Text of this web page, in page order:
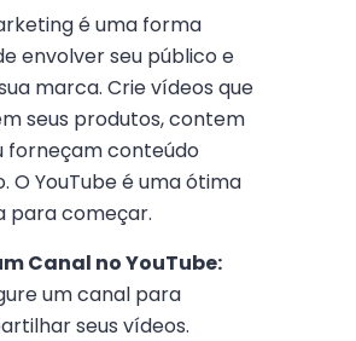
é uma forma
envolver seu público e
marca. Crie vídeos que
seus produtos, contem
forneçam conteúdo
O YouTube é uma ótima
para começar.
Canal no YouTube:
um canal para
seus vídeos.